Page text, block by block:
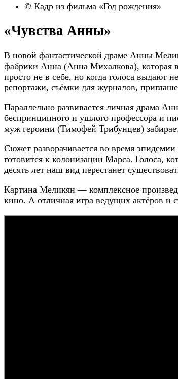
© Кадр из фильма «Год рождения»
«Чувства Анны»
В новой фантастической драме Анны
фабрики Анна (Анна Михалкова), которая
просто не в себе, но когда голоса выдают
репортажи, съёмки для журналов,
Параллельно развивается личная драма
беспринципного и ушлого профессора и
муж героини (Тимофей Трибунцев)
Сюжет разворачивается во время
готовится к колонизации Марса. Голоса,
десять лет наш вид перестанет
Картина Меликян — комплексное
кино. А отличная игра ведущих актёров и